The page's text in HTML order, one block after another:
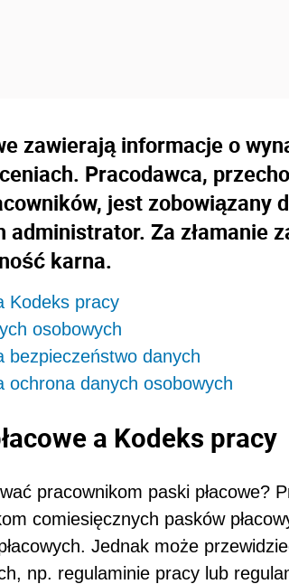
zawierają informacje o
Pracodawca,
jest zobowiązany
Za złamanie
karna.
Kodeks pracy
osobowych
bezpieczeństwo danych
ochrona danych osobowych
a Kodeks pracy
pracownikom paski płacowe?
comiesięcznych pasków
Jednak może
np. regulaminie pracy lub